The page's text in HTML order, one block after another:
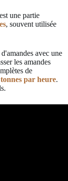
une partie
, souvent utilisée
avec une
les amandes
de
par heure.